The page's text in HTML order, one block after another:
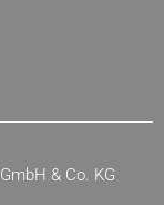
& Co. KG